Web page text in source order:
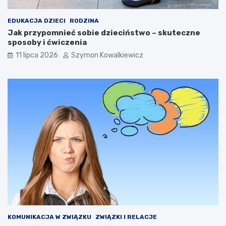
EDUKACJA DZIECI RODZINA
Jak przypomnieć sobie dzieciństwo – skuteczne
sposoby i ćwiczenia
11 lipca 2026 Szymon Kowalkiewicz
KOMUNIKACJA W ZWIĄZKU ZWIĄZKI I RELACJE